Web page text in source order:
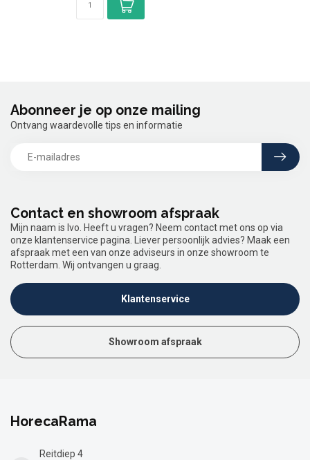
Contact en showroom afspraak
Mijn naam is Ivo. Heeft u vragen? Neem contact met ons op via
onze klantenservice pagina. Liever persoonlijk advies? Maak een
afspraak met een van onze adviseurs in onze showroom te
Rotterdam. Wij ontvangen u graag.
Klantenservice
Showroom afspraak
Abonneer je op onze mailing
Ontvang waardevolle tips en informatie
HorecaRama
Reitdiep 4